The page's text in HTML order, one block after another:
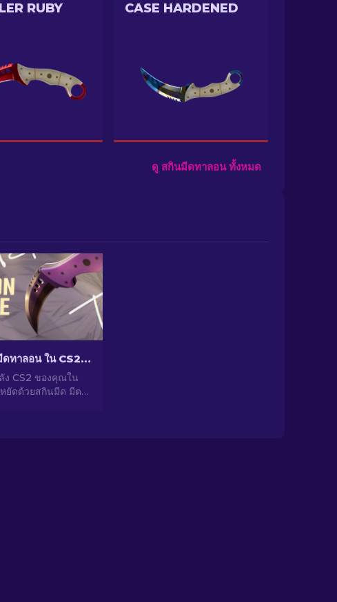
RUBY CASE HARDENED
ดู สกินมีดทาลอน ทั้งหมด
สกินมีด มีดทาลอน ใน CS2 ราคาถูกที่คุณควรซื้อ [2026]
ง CS2 ของคุณใน
ยัดด้วยสกินมีด มีด